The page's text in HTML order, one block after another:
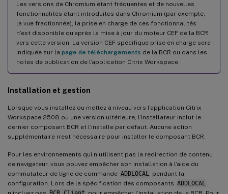
Les versions de Chromium étant fréquentes et de nouvelles
fonctionnalités étant introduites dans Chromium (par exemple,
la vue fractionnée), la prise en charge de ces fonctionnalités
n’est disponible qu’après la mise à jour du moteur CEF de la BCR
vers cette version. La version CEF spécifique prise en charge sera
indiquée sur la page de téléchargements de la BCR ou dans les
notes de publication de l’application Citrix Workspace.
Installation et gestion
Lorsque vous installez ou mettez à niveau vers l’application Citrix
Workspace 2508 ou une version ultérieure, l’installateur inclut le
dernier composant BCR et l’installe par défaut. Aucune action
supplémentaire n’est nécessaire pour installer le composant BCR.
Pour les environnements qui n’utilisent pas la redirection de contenu
de navigateur, vous pouvez empêcher son installation à l’aide du
commutateur de ligne de commande ADDLOCAL
pendant la
configuration. Lors de la spécification des composants ADDLOCAL